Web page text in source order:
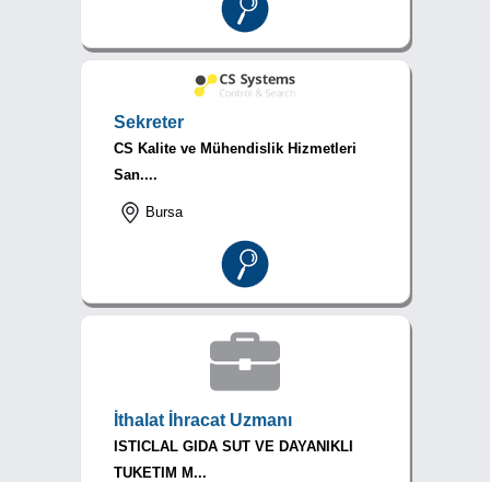
Sekreter
CS Kalite ve Mühendislik Hizmetleri
San....
Bursa
İthalat İhracat Uzmanı
ISTICLAL GIDA SUT VE DAYANIKLI
TUKETIM M...